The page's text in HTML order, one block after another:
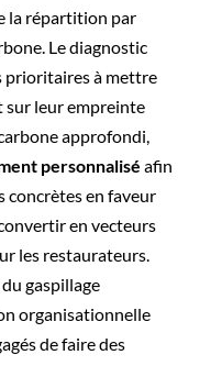
la répartition par
Le diagnostic
prioritaires à mettre
sur leur empreinte
approfondi,
personnalisé afin
concrètes en faveur
en vecteurs
les restaurateurs.
gaspillage
organisationnelle
de faire des